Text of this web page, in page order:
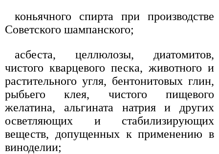
коньячного спирта при производстве
Советского шампанского;
асбеста, целлюлозы, диатомитов,
чистого кварцевого песка, животного и
растительного угля, бентонитовых глин,
рыбьего клея, чистого пищевого
желатина, альгината натрия и других
осветляющих и стабилизирующих
веществ, допущенных к применению в
виноделии;